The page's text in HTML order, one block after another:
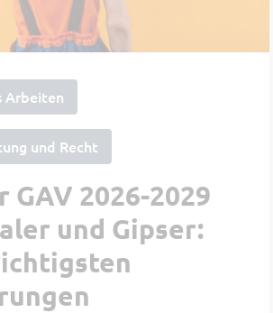
Arbeiten
und Recht
GAV 2026-2029
und Gipser: